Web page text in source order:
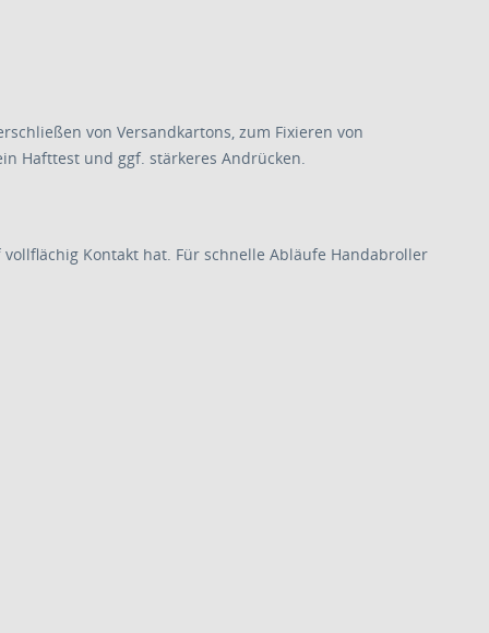
von Versandkartons, zum Fixieren von
Hafttest und ggf. stärkeres Andrücken.
Kontakt hat. Für schnelle Abläufe Handabroller